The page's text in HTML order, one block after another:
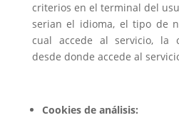
criterios en el terminal del
serian el idioma, el tipo de
cual accede al servicio, la
desde donde accede al
Cookies de análisis: